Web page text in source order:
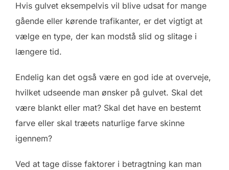
Hvis gulvet eksempelvis vil blive udsat for mange
gående eller kørende trafikanter, er det vigtigt at
vælge en type, der kan modstå slid og slitage i
længere tid.
Endelig kan det også være en god ide at overveje,
hvilket udseende man ønsker på gulvet. Skal det
være blankt eller mat? Skal det have en bestemt
farve eller skal træets naturlige farve skinne
igennem?
Ved at tage disse faktorer i betragtning kan man